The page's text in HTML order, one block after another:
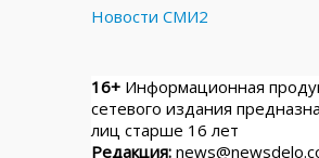
Новости СМИ2
16+ Информационная
сетевого издания
лиц старше 16 лет
Редакция: